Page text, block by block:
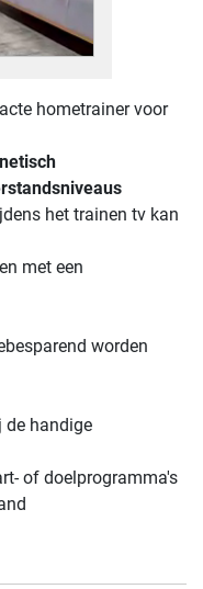
hometrainer voor
het trainen tv kan
met een
worden
de handige
of doelprogramma's